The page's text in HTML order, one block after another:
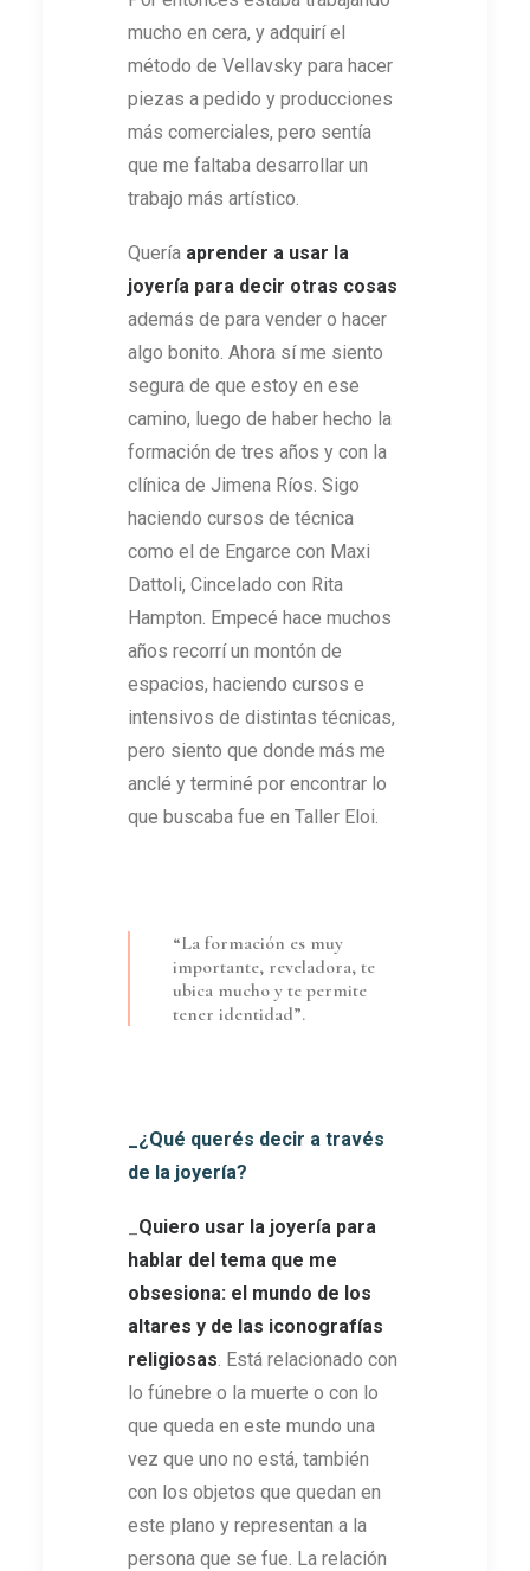
mucho en cera, y adquirí el
método de Vellavsky para hacer
piezas a pedido y producciones
más comerciales, pero sentía
que me faltaba desarrollar un
trabajo más artístico.
Quería aprender a usar la
joyería para decir otras cosas
además de para vender o hacer
algo bonito. Ahora sí me siento
segura de que estoy en ese
camino, luego de haber hecho la
formación de tres años y con la
clínica de Jimena Ríos. Sigo
haciendo cursos de técnica
como el de Engarce con Maxi
Dattoli, Cincelado con Rita
Hampton. Empecé hace muchos
años recorrí un montón de
espacios, haciendo cursos e
intensivos de distintas técnicas,
pero siento que donde más me
anclé y terminé por encontrar lo
que buscaba fue en Taller Eloi.
“La formación es muy
importante, reveladora, te
ubica mucho y te permite
tener identidad”.
_¿Qué querés decir a través
de la joyería?
Quiero usar la joyería para
hablar del tema que me
obsesiona: el mundo de los
altares y de las iconografías
religiosas . Está relacionado con
lo fúnebre o la muerte o con lo
que queda en este mundo una
vez que uno no está, también
con los objetos que quedan en
este plano y representan a la
persona que se fue. La relación